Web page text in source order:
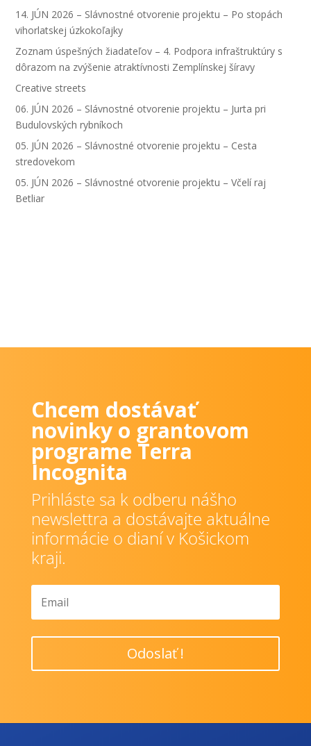
14. JÚN 2026 – Slávnostné otvorenie projektu – Po stopách
vihorlatskej úzkokoľajky
Zoznam úspešných žiadateľov – 4. Podpora infraštruktúry s
dôrazom na zvýšenie atraktívnosti Zemplínskej šíravy
Creative streets
06. JÚN 2026 – Slávnostné otvorenie projektu – Jurta pri
Budulovských rybníkoch
05. JÚN 2026 – Slávnostné otvorenie projektu – Cesta
stredovekom
05. JÚN 2026 – Slávnostné otvorenie projektu – Včelí raj
Betliar
Chcem dostávať
novinky o grantovom
programe Terra
Incognita
Prihláste sa k odberu nášho
newslettra a dostávajte aktuálne
informácie o dianí v Košickom
kraji.
Odoslať !